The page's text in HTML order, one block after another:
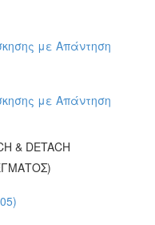
με Απάντηση
με Απάντηση
& DETACH